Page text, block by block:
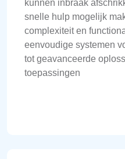
kunnen inbraak
snelle hulp mogelijk
complexiteit en
eenvoudige systemen
tot geavanceerde
toepassingen